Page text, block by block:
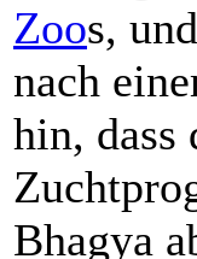
Zoos,
nach
hin, dass
Bhagya